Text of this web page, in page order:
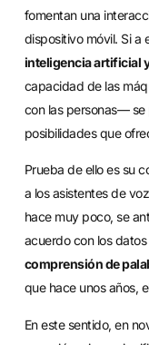
fomentan una
dispositivo móvil. Si a
inteligencia artificial
capacidad de las
con las personas— se
posibilidades que
Prueba de ello es su
a los asistentes de
hace muy poco, se
acuerdo con los
comprensión de
que hace unos años,
En este sentido, en